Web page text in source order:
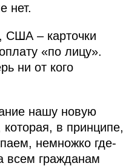
нет.
США – карточки
«по лицу».
ни от кого
нашу новую
в принципе,
немножко где-
всем гражданам